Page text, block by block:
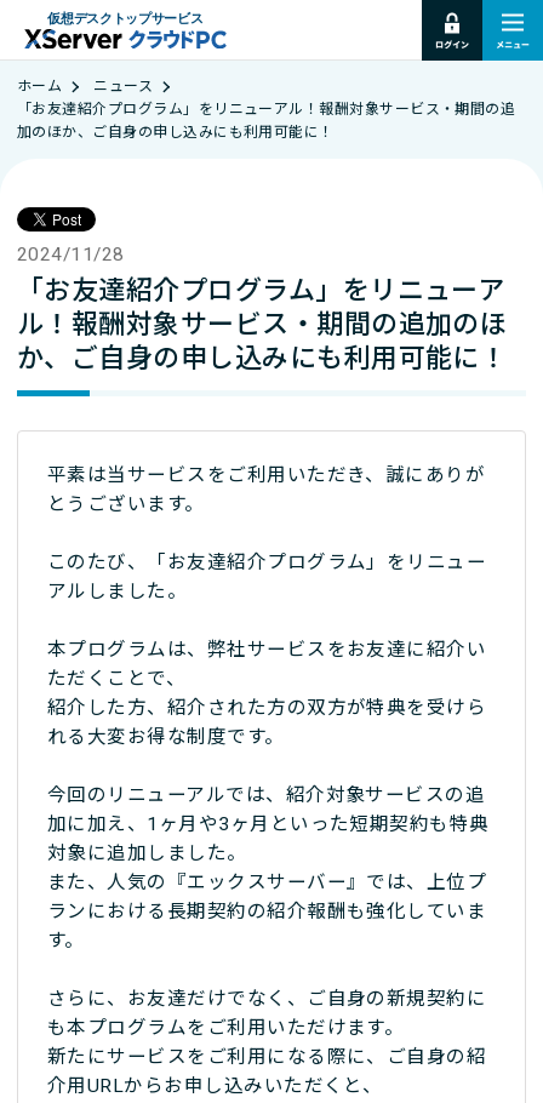
仮想デスクトップサービス
ホーム
ニュース
「お友達紹介プログラム」をリニューアル！報酬対象サービス・期間の追
加のほか、ご自身の申し込みにも利用可能に！
2024/11/28
「お友達紹介プログラム」をリニューア
ル！報酬対象サービス・期間の追加のほ
か、ご自身の申し込みにも利用可能に！
平素は当サービスをご利用いただき、誠にありが
とうございます。
このたび、「お友達紹介プログラム」をリニュー
アルしました。
本プログラムは、弊社サービスをお友達に紹介い
ただくことで、
紹介した方、紹介された方の双方が特典を受けら
れる大変お得な制度です。
今回のリニューアルでは、紹介対象サービスの追
加に加え、1ヶ月や3ヶ月といった短期契約も特典
対象に追加しました。
また、人気の『エックスサーバー』では、上位プ
ランにおける長期契約の紹介報酬も強化していま
す。
さらに、お友達だけでなく、ご自身の新規契約に
も本プログラムをご利用いただけます。
新たにサービスをご利用になる際に、ご自身の紹
介用URLからお申し込みいただくと、